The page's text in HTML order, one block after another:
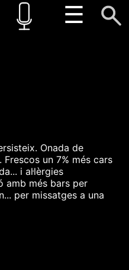
☰
Onada de
un 7% més cars
i al·lèrgies
amb més bars per
per missatges a una